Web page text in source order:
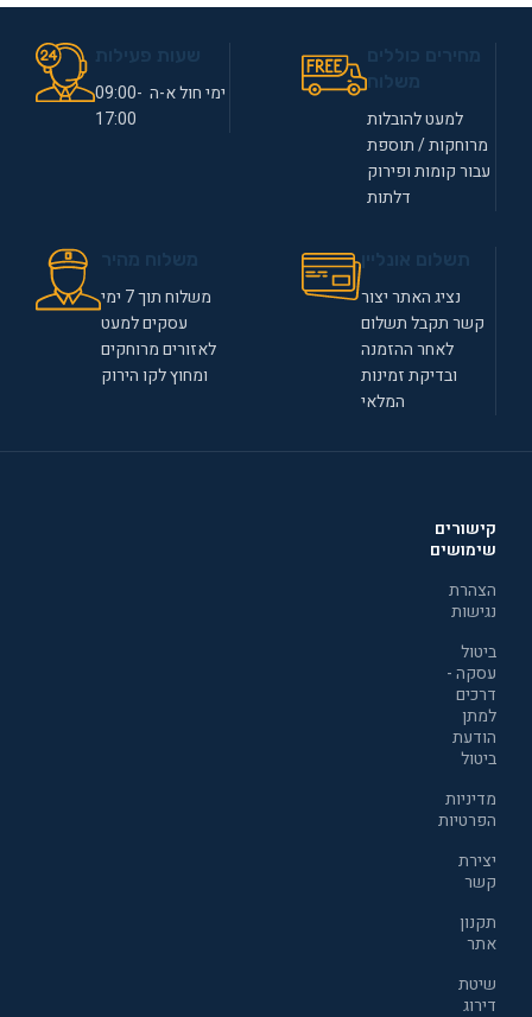
למעט להובלות
מרוחקות / תוספת
עבור קומות ופירוק
דלתות
ימי חול א-ה 09:00-
17:00
נציג האתר יצור
קשר תקבל תשלום
לאחר ההזמנה
ובדיקת זמינות
המלאי
משלוח תוך 7 ימי
עסקים למעט
לאזורים מרוחקים
ומחוץ לקו הירוק
קישורים
שימושים
הצהרת
נגישות
ביטול
עסקה -
דרכים
למתן
הודעת
ביטול
מדיניות
הפרטיות
יצירת
קשר
תקנון
אתר
שיטת
דירוג